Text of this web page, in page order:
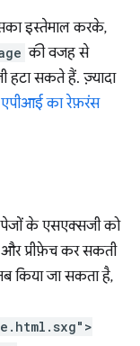
इस्तेमाल करके,
की वजह से
हटा सकते हैं. ज़्यादा
का रेफ़रंस
के एसएक्सजी को
प्रीफ़ेच कर सकती
किया जा सकता है,